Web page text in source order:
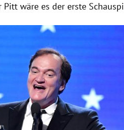
Pitt wäre es der erste